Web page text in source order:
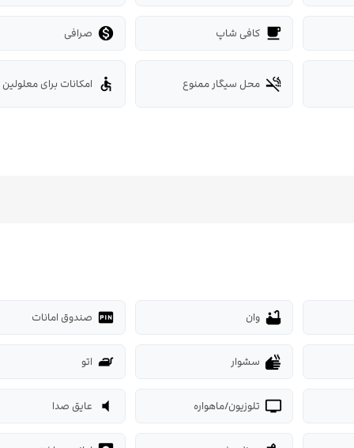
local_cafe کافی شاپ  صرافی
smoke_free محل سیگار ممنوع accessible امکانات برای معلولین
bathtub وان fiber_pin صندوق امانات
dry سشوار iron اتو
tv تلوزیون/ماهواره volume_mute عایق صدا